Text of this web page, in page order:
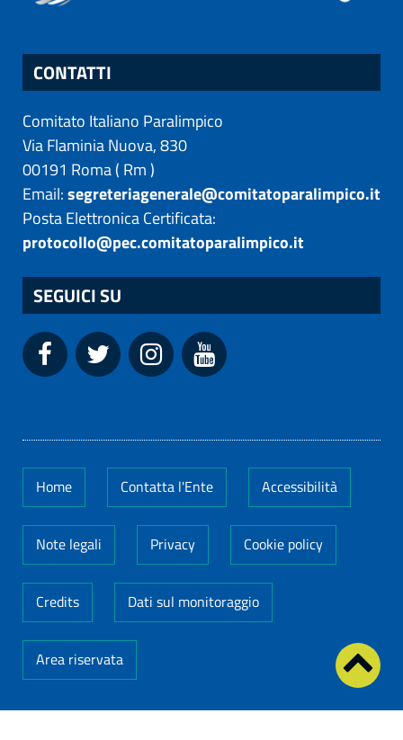
CONTATTI
Comitato Italiano Paralimpico
Via Flaminia Nuova, 830
00191 Roma( Rm)
Email:segreteriagenerale@comitatoparalimpico.it
Posta Elettronica Certificata:
protocollo@pec.comitatoparalimpico.it
SEGUICI SU
Home Contatta l'Ente Accessibilità
Note legali Privacy Cookie policy
Credits Dati sul monitoraggio
Area riservata